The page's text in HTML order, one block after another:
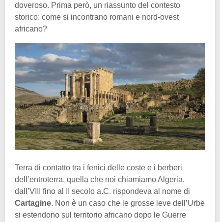
doveroso. Prima però, un riassunto del contesto
storico: come si incontrano romani e nord-ovest
africano?
Terra di contatto tra i fenici delle coste e i berberi
dell’entroterra, quella che noi chiamiamo Algeria,
dall’VIII fino al II secolo a.C. rispondeva al nome di
Cartagine. Non è un caso che le grosse leve dell’Urbe
si estendono sul territorio africano dopo le Guerre